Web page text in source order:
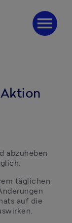
menu
abzuheben
täglichen
auf die